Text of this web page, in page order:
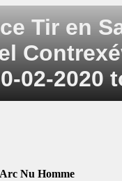
Tir en
02-2020
Nu Homme